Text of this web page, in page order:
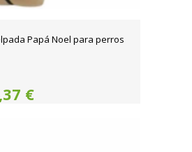
Papá Noel para perros
€